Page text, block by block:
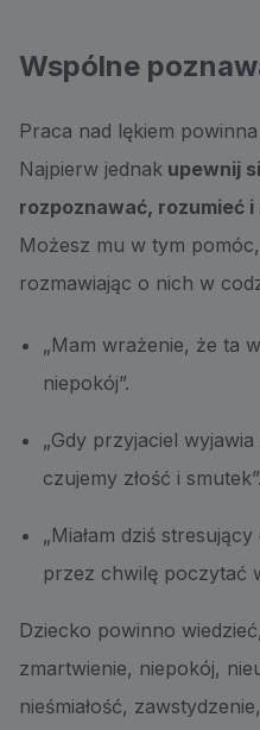
Wspólne
Praca nad lękiem
Najpierw jednak upewnij
rozpoznawać, rozumieć
Możesz mu w tym
rozmawiając o nich w
„Mam wrażenie, że ta
niepokój”.
„Gdy przyjaciel
czujemy złość i smutek”.
„Miałam dziś
przez chwilę poczytać
Dziecko powinno
zmartwienie, niepokój,
nieśmiałość,